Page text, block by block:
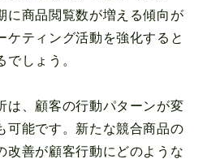
に商品閲覧数が増える傾向が
ケティング活動を強化すると
でしょう。
は、顧客の行動パターンが変
可能です。新たな競合商品の
改善が顧客行動にどのような